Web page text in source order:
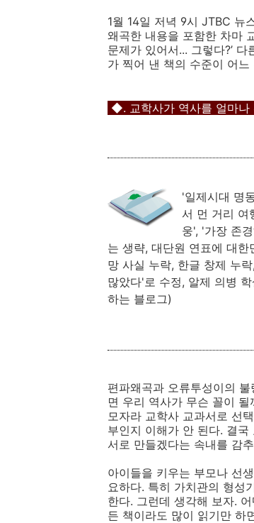
1월 14일 저녁 9시 JTBC 뉴
왜곡한 내용을 포함한 차마
문제가 있어서... 그렇다?’
가 찍어 낸 책의 수준이 어
◆. 교학사가 역사를 얼마나
'일제시대 명
서 먼 거리 여
웅', '가장 존
는 생략, 대단원 연표에 대
망 사실 누락, 한글 창제 누
많았다'로 수정, 알제 의병
하는 블로그)
편파왜곡과 오류투성이의
면 우리 역사가 무슨 꼴이
모자라 교학사 교과서로 선
부인지 이해가 안 된다. 결
서로 만들겠다는 속내를 감
아이들을 키우는 부모나 선
요하다. 특히 가치관의 형성
한다. 그런데 생각해 보자.
든 책이라도 많이 읽기만 하